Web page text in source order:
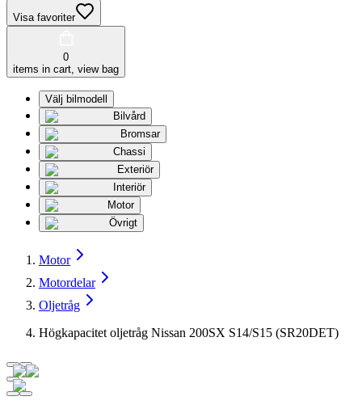
Visa favoriter
0
items in cart, view bag
Välj bilmodell
Bilvård
Bromsar
Chassi
Exteriör
Interiör
Motor
Övrigt
Motor
Motordelar
Oljetråg
Högkapacitet oljetråg Nissan 200SX S14/S15 (SR20DET)